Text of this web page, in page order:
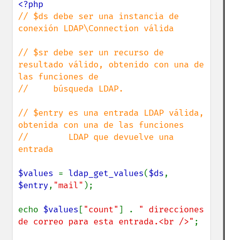
// $ds debe ser una instancia de
conexión LDAP\Connection válida
// $sr debe ser un recurso de
resultado válido, obtenido con una de
las funciones de
//     búsqueda LDAP.
// $entry es una entrada LDAP válida,
obtenida con una de las funciones
//        LDAP que devuelve una
entrada
$values = ldap_get_values($ds
$entry, "mail" );
echo $values ["count"] . " direcciones
de correo para esta entrada.<br />" ;